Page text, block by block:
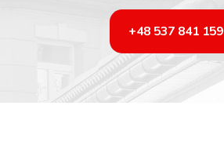
+48 537 841 159